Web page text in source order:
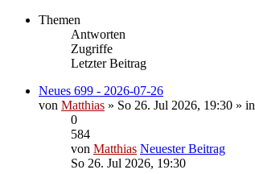
Themen
Antworten
Zugriffe
Letzter Beitrag
Neues 699 - 2026-07-26
von Matthias » So 26. Jul 2026, 19:30 » in
0
584
von Matthias Neuester Beitrag
So 26. Jul 2026, 19:30